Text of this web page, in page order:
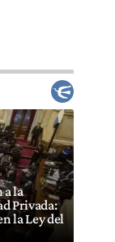
a la
Privada:
la Ley del